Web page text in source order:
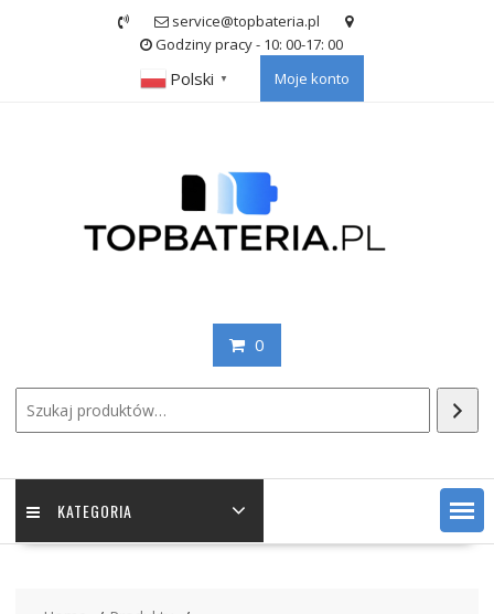
service@topbateria.pl
Godziny pracy - 10: 00-17: 00
Polski ▼ Moje konto
0
KATEGORIA